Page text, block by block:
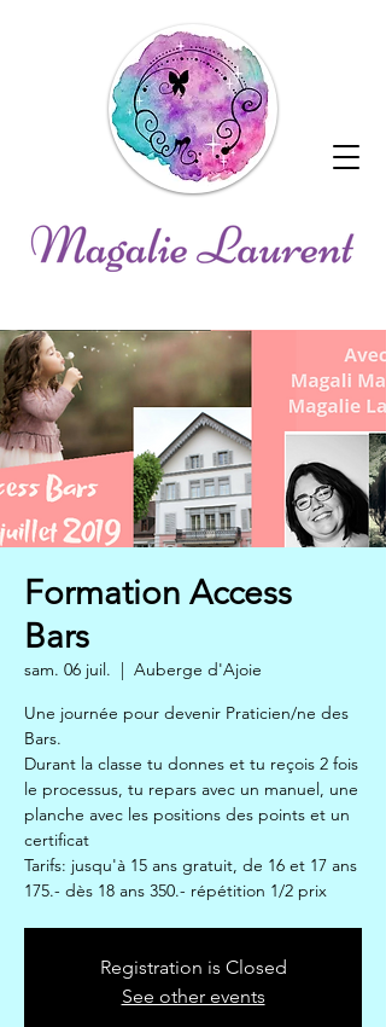
Formation Access
Bars
sam. 06 juil.
  |
Auberge d'Ajoie
Une journée pour devenir Praticien/ne des
Bars.
Durant la classe tu donnes et tu reçois 2 fois
le processus, tu repars avec un manuel, une
planche avec les positions des points et un
certificat
Tarifs: jusqu'à 15 ans gratuit, de 16 et 17 ans
175.- dès 18 ans 350.- répétition 1/2 prix
Registration is Closed
See other events